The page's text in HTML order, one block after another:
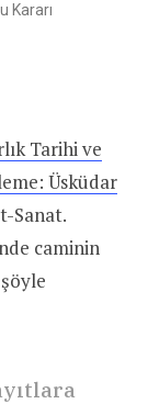
Kararı
Tarihi ve
Üsküdar
Sanat.
caminin